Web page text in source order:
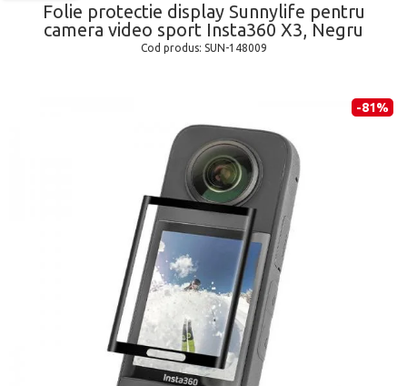
Folie protectie display Sunnylife pentru
camera video sport Insta360 X3, Negru
Cod produs: SUN-148009
-81%